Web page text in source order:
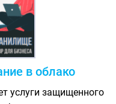
в облако
услуги защищенного